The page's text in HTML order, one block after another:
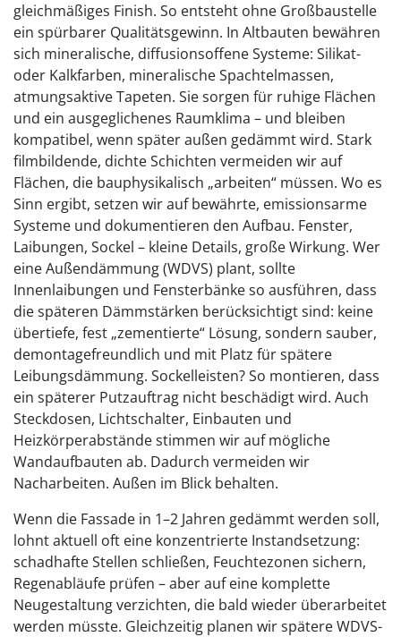
gleichmäßiges Finish. So entsteht ohne Großbaustelle
ein spürbarer Qualitätsgewinn. In Altbauten bewähren
sich mineralische, diffusionsoffene Systeme: Silikat-
oder Kalkfarben, mineralische Spachtelmassen,
atmungsaktive Tapeten. Sie sorgen für ruhige Flächen
und ein ausgeglichenes Raumklima – und bleiben
kompatibel, wenn später außen gedämmt wird. Stark
filmbildende, dichte Schichten vermeiden wir auf
Flächen, die bauphysikalisch „arbeiten“ müssen. Wo es
Sinn ergibt, setzen wir auf bewährte, emissionsarme
Systeme und dokumentieren den Aufbau. Fenster,
Laibungen, Sockel – kleine Details, große Wirkung. Wer
eine Außendämmung (WDVS) plant, sollte
Innenlaibungen und Fensterbänke so ausführen, dass
die späteren Dämmstärken berücksichtigt sind: keine
übertiefe, fest „zementierte“ Lösung, sondern sauber,
demontagefreundlich und mit Platz für spätere
Leibungsdämmung. Sockelleisten? So montieren, dass
ein späterer Putzauftrag nicht beschädigt wird. Auch
Steckdosen, Lichtschalter, Einbauten und
Heizkörperabstände stimmen wir auf mögliche
Wandaufbauten ab. Dadurch vermeiden wir
Nacharbeiten. Außen im Blick behalten.
Wenn die Fassade in 1–2 Jahren gedämmt werden soll,
lohnt aktuell oft eine konzentrierte Instandsetzung:
schadhafte Stellen schließen, Feuchtezonen sichern,
Regenabläufe prüfen – aber auf eine komplette
Neugestaltung verzichten, die bald wieder überarbeitet
werden müsste. Gleichzeitig planen wir spätere WDVS-